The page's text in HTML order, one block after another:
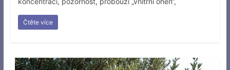
Čtěte více